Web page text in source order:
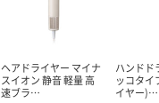
ヘアドライヤー マイナ
スイオン 静音 軽量 高
速ブラ…
ハンドド
ッコタイ
イヤー)…